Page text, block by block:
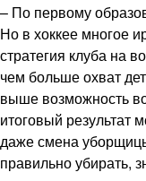
– По первому
Но в хоккее многое
стратегия клуба на
чем больше охват
выше возможность
итоговый результат
даже смена
правильно убирать,